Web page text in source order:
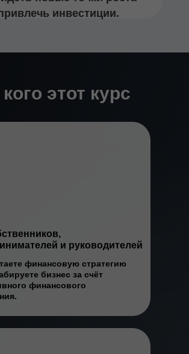
инвестиции.
этот курс
и руководителей
финансовую стратегию
бизнес за счёт
финансового